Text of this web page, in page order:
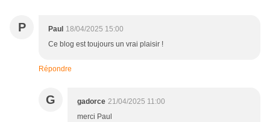
P Paul 18/04/2025 15:00
Ce blog est toujours un vrai plaisir !
Répondre
G gadorce 21/04/2025 11:00
merci Paul